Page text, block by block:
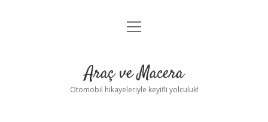
Anasayfa
Yasal Uyarı
menüyü
Araç ve Macera
Otomobil hikayeleriyle keyifli yolculuk!